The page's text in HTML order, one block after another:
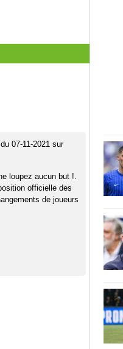
07-11-2021 sur
loupez aucun but !.
officielle des
de joueurs